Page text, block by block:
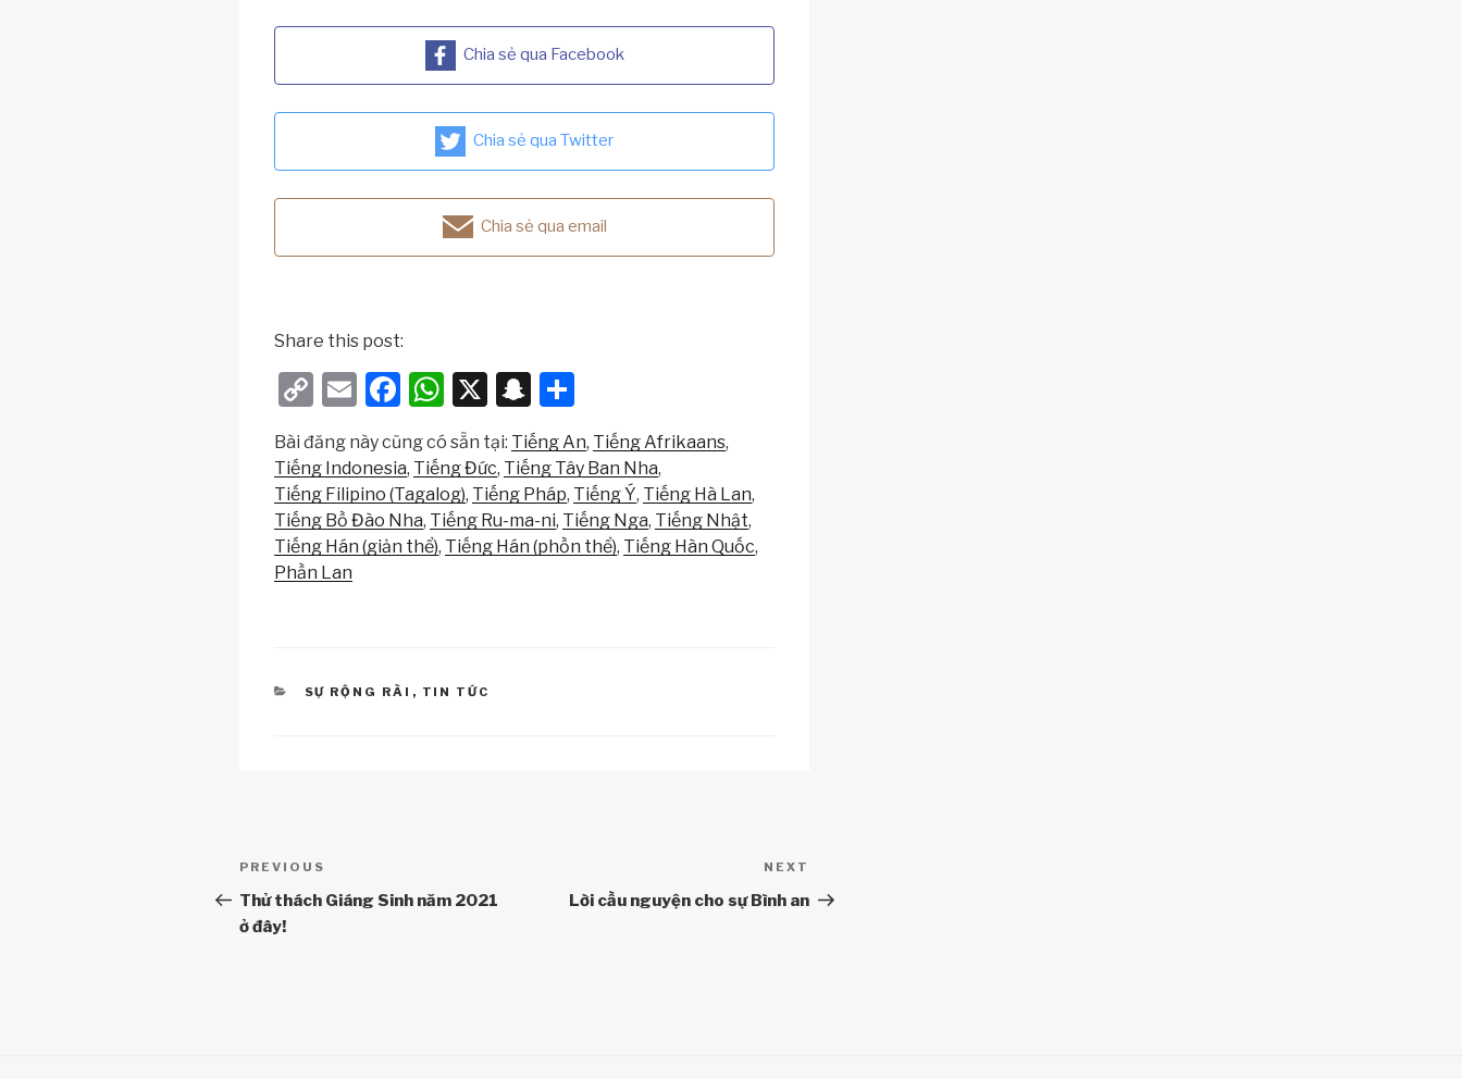
Chia sẻ qua Facebook
Chia sẻ qua Twitter
Chia sẻ qua email
Share this post:
C
o
p
y
Li
n
E
m
ail
F
c
e
b
o
W
h
at
s
A
p
X
S
n
a
p
c
h
ar
e
Bài đăng này cũng có sẵn tại: Tiếng An Tiếng Afrikaans
Tiếng Indonesia Tiếng Đức Tiếng Tây Ban Nha
Tiếng Filipino (Tagalog) Tiếng Pháp Tiếng Ý Tiếng Hà Lan
Tiếng Bồ Đào Nha Tiếng Ru-ma-ni Tiếng Nga Tiếng Nhật
Tiếng Hán (giản thể) Tiếng Hán (phồn thể) Tiếng Hàn Quốc
Phần Lan
CATEGORIES
SỰ RỘNG RÃI , TIN TỨC
Điều
hướng
bài
Previous
Post
PREVIOUS
Thử thách Giáng Sinh năm 2021
ở đây!
Post
NEXT
Lời cầu nguyện cho sự Bình an